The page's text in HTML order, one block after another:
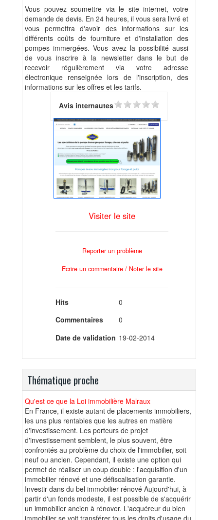
Vous pouvez soumettre via le site internet, votre
demande de devis. En 24 heures, il vous sera livré et
vous permettra d'avoir des informations sur les
différents coûts de fourniture et d'installation des
pompes immergées. Vous avez la possibilité aussi
de vous inscrire à la newsletter dans le but de
recevoir régulièrement via votre adresse
électronique renseignée lors de l'inscription, des
informations sur les offres et les tarifs.
Avis internautes
Visiter le site
Reporter un problème
Ecrire un commentaire / Noter le site
Hits
0
Commentaires
0
Date de validation 19-02-2014
Thématique proche
Qu'est ce que la Loi immobilière Malraux
En France, il existe autant de placements immobiliers,
les uns plus rentables que les autres en matière
d'investissement. Les porteurs de projet
d'investissement semblent, le plus souvent, être
confrontés au problème du choix de l'immobilier, soit
neuf ou ancien. Cependant, il existe une option qui
permet de réaliser un coup double : l'acquisition d'un
immobilier rénové et une défiscalisation garantie.
Investir dans du bel immobilier rénové Aujourd'hui, à
partir d'un fonds modeste, il est possible de s'acquérir
un immobilier ancien à rénover. L'acquéreur du bien
immobilier se voit transférer tous les droits d'usage du